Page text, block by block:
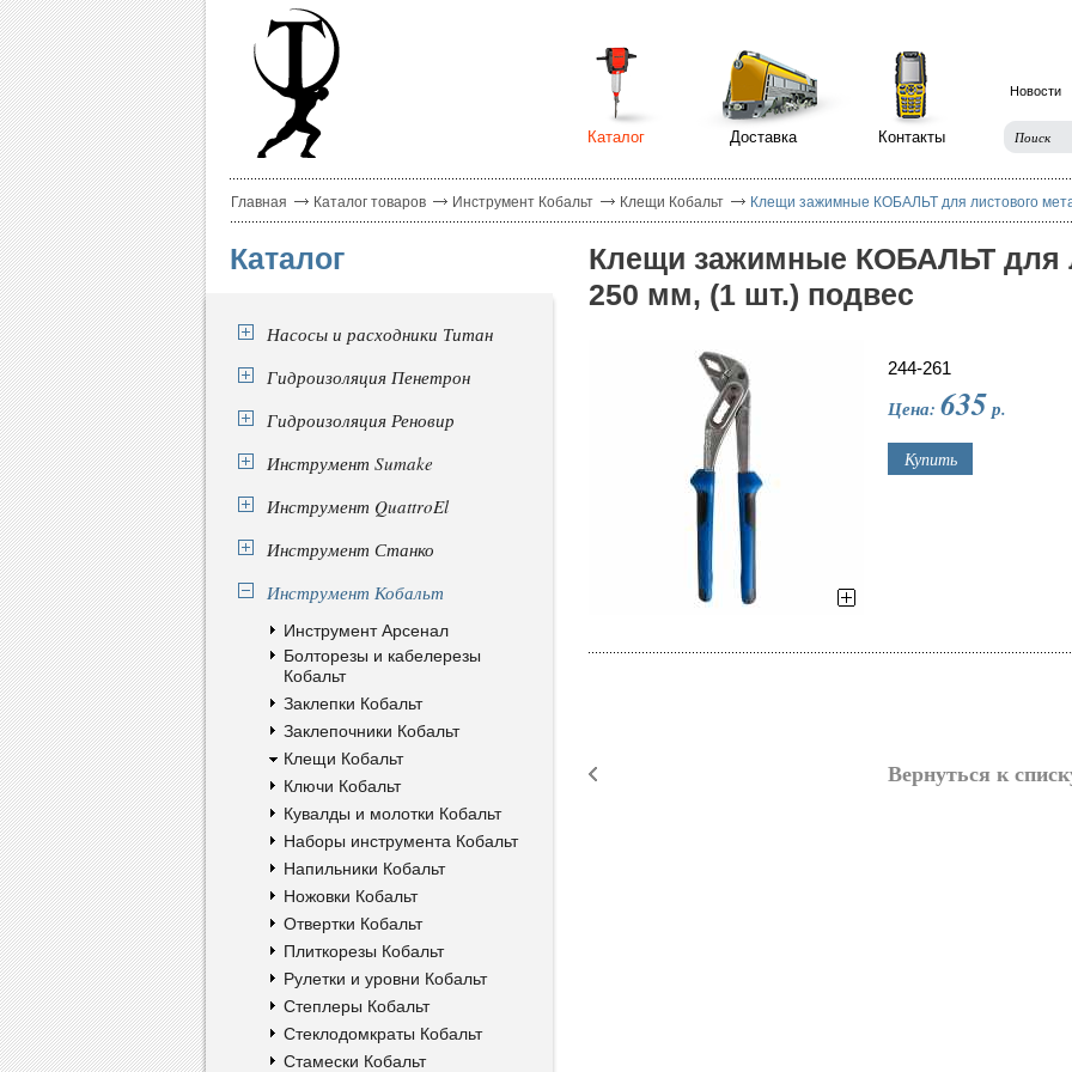
Каталог Доставка Контакты
Новости
Главная Каталог товаров Инструмент Кобальт Клещи Кобальт Клещи зажимные КОБАЛЬТ для листового
Каталог
Насосы и расходники Титан
Гидроизоляция Пенетрон
Гидроизоляция Реновир
Инструмент Sumake
Инструмент QuattroEl
Инструмент Станко
Инструмент Кобальт
Инструмент Арсенал
Болторезы и кабелерезы
Кобальт
Заклепки Кобальт
Заклепочники Кобальт
Клещи Кобальт
Ключи Кобальт
Кувалды и молотки Кобальт
Наборы инструмента Кобальт
Напильники Кобальт
Ножовки Кобальт
Отвертки Кобальт
Плиткорезы Кобальт
Рулетки и уровни Кобальт
Степлеры Кобальт
Стеклодомкраты Кобальт
Стамески Кобальт
Клещи зажимные КОБАЛЬТ для
250 мм, (1 шт.) подвес
244-261
Цена: 635р.
Вернуться к